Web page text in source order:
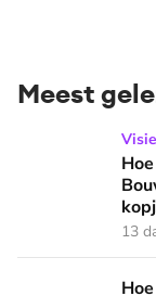
Meest
Hoe ziet de
13
Hoe overleef je